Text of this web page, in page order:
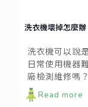
洗衣機壞掉怎麼
洗衣機可以說
日常使用機器
廠檢測維修嗎
道，讓你更快
Read more